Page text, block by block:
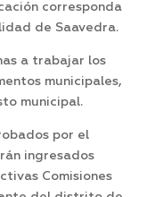
corresponda
de Saavedra.
a trabajar los
municipales,
municipal.
por el
ingresados
Comisiones